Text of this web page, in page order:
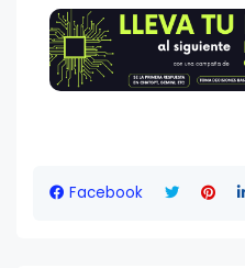
Facebook